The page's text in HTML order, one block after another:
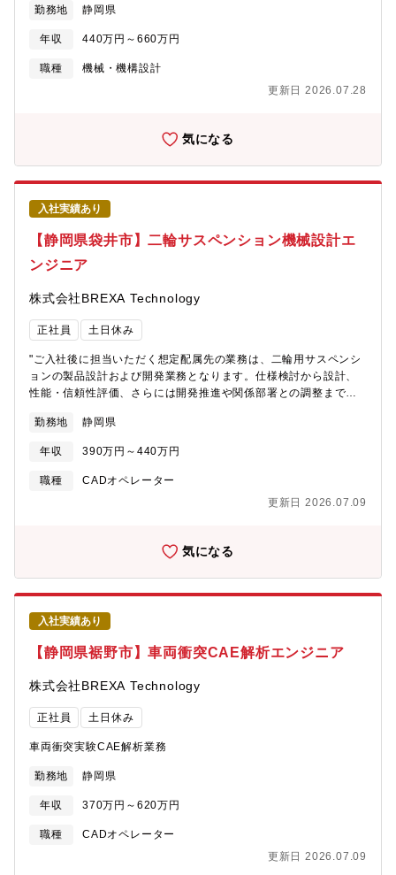
の部分修正および最適化対応静解析：Nastranを使用した静的強度
解析の実施および評価動解析：LS-Dynaを用いた動的解析による
衝突・耐久性能評価評価検討：解析結果の分析および設計改善に
向けた検討標準化推進：解析手法（HyperMesh、Nastran、LS-
関する高度なCAE解析スキル・静解析・動解析の実務経験および
直接貢献できるポジションです！・解析から標準化まで関わるこ
とで、技術力と汎用性を兼ね備えたエンジニアへ成長可能！・大
規模開発に携わりながら、専門性を高め市場価値を高められる環
境です！"
勤務地 静岡県
年収 440万円～660万円
職種
機械・機構設計
更新日 2026.07.28
気になる
入社実績あり
【静岡県袋井市】二輪サスペンション機械設計エ
ンジニア
株式会社BREXA Technology
正社員 土日休み
"ご入社後に担当いただく想定配属先の業務は、二輪用サスペンシ
ョンの製品設計および開発業務となります。仕様検討から設計、
性能・信頼性評価、さらには開発推進や関係部署との調整まで幅
製品設計：サスペンション製品の構造設計および仕様検討を実施
性能評価：開発段階における性能試験および評価・改善検討信頼
性評価：耐久性や信頼性に関する評価業務および品質向上対応開
発推進：開発計画の立案および進捗管理、成果の取りまとめ渉外
くスキル】・二輪サスペンションに関する製品設計および評価の
価、開発推進まで一貫して携わることで、エンジニアとしての総
合力を高められます！・二輪車の走行性能に直結する重要部品に
関わり、モノづくりのやりがいを実感できる環境です！・社内外
と連携しながら開発を進めるため、市場価値の高いスキルを身に
つけることが可能です！"
勤務地 静岡県
年収 390万円～440万円
職種
CADオペレーター
更新日 2026.07.09
気になる
入社実績あり
【静岡県裾野市】車両衝突CAE解析エンジニア
株式会社BREXA Technology
正社員 土日休み
車両衝突実験CAE解析業務
勤務地 静岡県
年収 370万円～620万円
職種
CADオペレーター
更新日 2026.07.09